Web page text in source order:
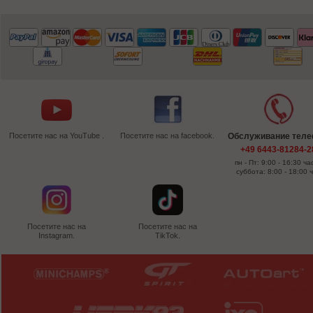
Посетите нас на YouTube . Посетите нас на facebook.
Посетите нас на
Instagram.
Посетите нас на
TikTok.
Обслуживание
+49 6443-81284-
пн - Пт: 9:00 - 16:30
суббота: 8:00 - 18:00